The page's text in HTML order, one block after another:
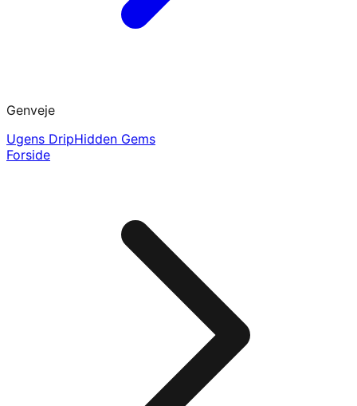
Genveje
Ugens DripHidden Gems
Forside